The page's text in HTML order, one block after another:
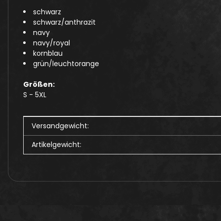
schwarz
schwarz/anthrazit
navy
navy/royal
kornblau
grün/leuchtorange
Größen:
S - 5XL
Produkteigenschaft
Wert
Versandgewicht:
Artikelgewicht: